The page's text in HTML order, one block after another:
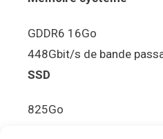
GDDR6 16Go
448Gbit/s de bande
SSD
825Go
5.5Gbit/s de bande